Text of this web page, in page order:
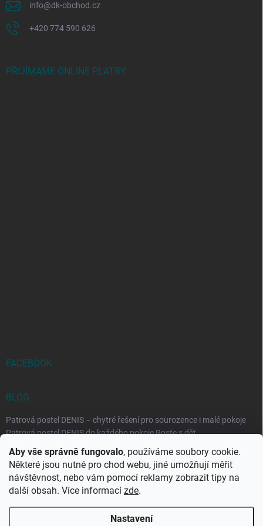
Aby vše správně fungovalo, používáme soubory cookie.
Některé jsou nutné pro chod webu, jiné umožňují měřit
návštěvnost, nebo vám pomocí reklamy zobrazit tipy na
další obsah. Více informací zde.
Nastavení
info@dk-obchod.cz
+420 774 590 626
PŘIJÍMÁME ONLINE PLATBY
FACEBOOK
BLOG
Patrová postel DENIS – chytré řešení pro sourozence i malé pokoje
Patrová postel DENIS do každého pokoje Roste s dět...
Rozkládací postele RELAX – ideální řešení pro malé prostory i
každodenní spaní
Rozkládací postel, která se přizpůsobí vašemu živo...